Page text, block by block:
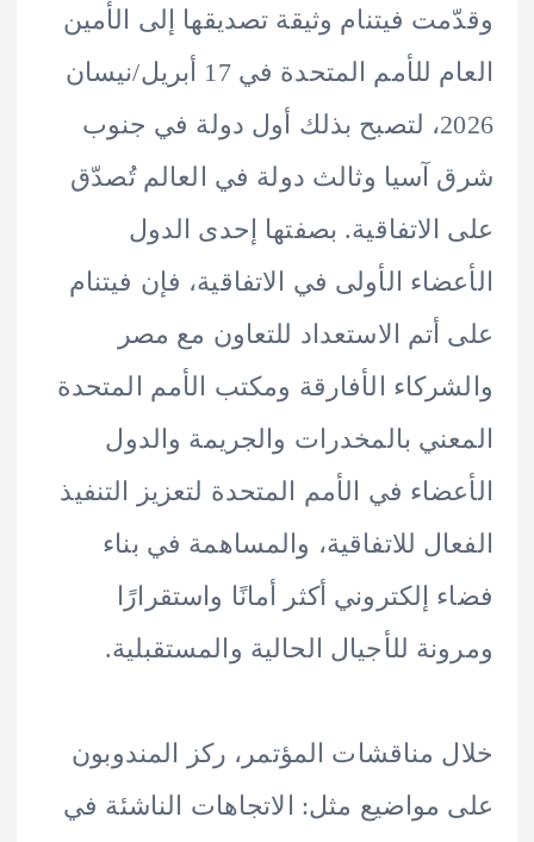
فيتنام وثيقة تصديقها إلى الأمين
العام للأمم المتحدة في 17 أبريل/نيسان
2026، لتصبح بذلك أول دولة في جنوب
آسيا وثالث دولة في العالم تُصدّق
بصفتها إحدى الدول
الأولى في الاتفاقية، فإن فيتنام
الاستعداد للتعاون مع مصر
الأفارقة ومكتب الأمم المتحدة
بالمخدرات والجريمة والدول
في الأمم المتحدة لتعزيز التنفيذ
للاتفاقية، والمساهمة في بناء
إلكتروني أكثر أمانًا واستقرارًا
للأجيال الحالية والمستقبلية.
مناقشات المؤتمر، ركز المندوبون
مثل: الاتجاهات الناشئة في